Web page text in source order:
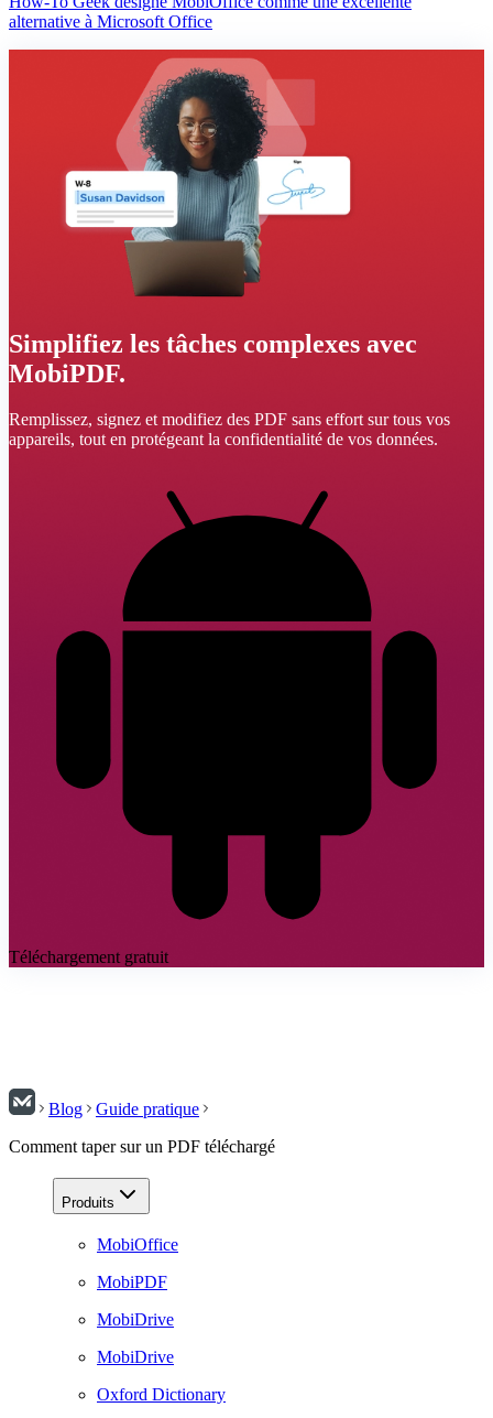
alternative à Microsoft Office
Simplifiez les tâches complexes avec
MobiPDF.
Remplissez, signez et modifiez des PDF sans effort sur tous vos
appareils, tout en protégeant la confidentialité de vos données.
Téléchargement gratuit
Blog
Guide pratique
Comment taper sur un PDF téléchargé
Produits
MobiOffice
MobiPDF
MobiDrive
MobiDrive
Oxford Dictionary